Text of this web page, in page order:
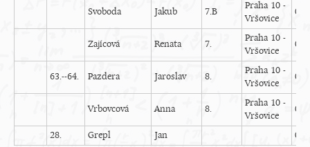
Svoboda Jakub 7.B
Praha 10 -
Vršovice
0
Zajícová Renata 7.
Praha 10 -
Vršovice
0
63.--64. Pazdera Jaroslav 8.
Praha 10 -
Vršovice
0
Vrbovcová Anna 8.
Praha 10 -
Vršovice
0
28. Grepl Jan 0